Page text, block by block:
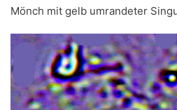
Mönch mit gelb umrandeter